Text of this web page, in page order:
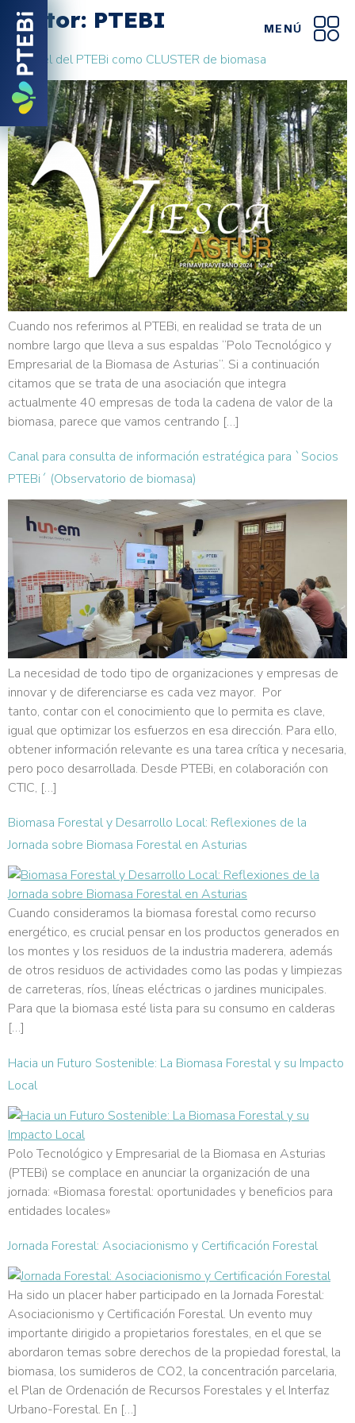
MENÚ
Autor: PTEBI
El papel del PTEBi como CLUSTER de biomasa
Cuando nos referimos al PTEBi, en realidad se trata de un
nombre largo que lleva a sus espaldas “Polo Tecnológico y
Empresarial de la Biomasa de Asturias”. Si a continuación
citamos que se trata de una asociación que integra
actualmente 40 empresas de toda la cadena de valor de la
biomasa, parece que vamos centrando […]
Canal para consulta de información estratégica para `Socios
PTEBi´ (Observatorio de biomasa)
La necesidad de todo tipo de organizaciones y empresas de
innovar y de diferenciarse es cada vez mayor. Por
tanto, contar con el conocimiento que lo permita es clave,
igual que optimizar los esfuerzos en esa dirección. Para ello,
obtener información relevante es una tarea crítica y necesaria,
pero poco desarrollada. Desde PTEBi, en colaboración con
CTIC, […]
Biomasa Forestal y Desarrollo Local: Reflexiones de la
Jornada sobre Biomasa Forestal en Asturias
Cuando consideramos la biomasa forestal como recurso
energético, es crucial pensar en los productos generados en
los montes y los residuos de la industria maderera, además
de otros residuos de actividades como las podas y limpiezas
de carreteras, ríos, líneas eléctricas o jardines municipales.
Para que la biomasa esté lista para su consumo en calderas
[…]
Hacia un Futuro Sostenible: La Biomasa Forestal y su Impacto
Local
Polo Tecnológico y Empresarial de la Biomasa en Asturias
(PTEBi) se complace en anunciar la organización de una
jornada: «Biomasa forestal: oportunidades y beneficios para
entidades locales»
Jornada Forestal: Asociacionismo y Certificación Forestal
Ha sido un placer haber participado en la Jornada Forestal:
Asociacionismo y Certificación Forestal. Un evento muy
importante dirigido a propietarios forestales, en el que se
abordaron temas sobre derechos de la propiedad forestal, la
biomasa, los sumideros de CO2, la concentración parcelaria,
el Plan de Ordenación de Recursos Forestales y el Interfaz
Urbano-Forestal. En […]